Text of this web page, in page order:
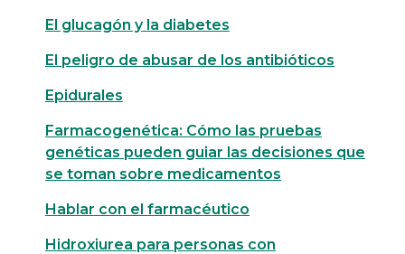
El glucagón y la diabetes
El peligro de abusar de los antibióticos
Epidurales
Farmacogenética: Cómo las pruebas
genéticas pueden guiar las decisiones que
se toman sobre medicamentos
Hablar con el farmacéutico
Hidroxiurea para personas con